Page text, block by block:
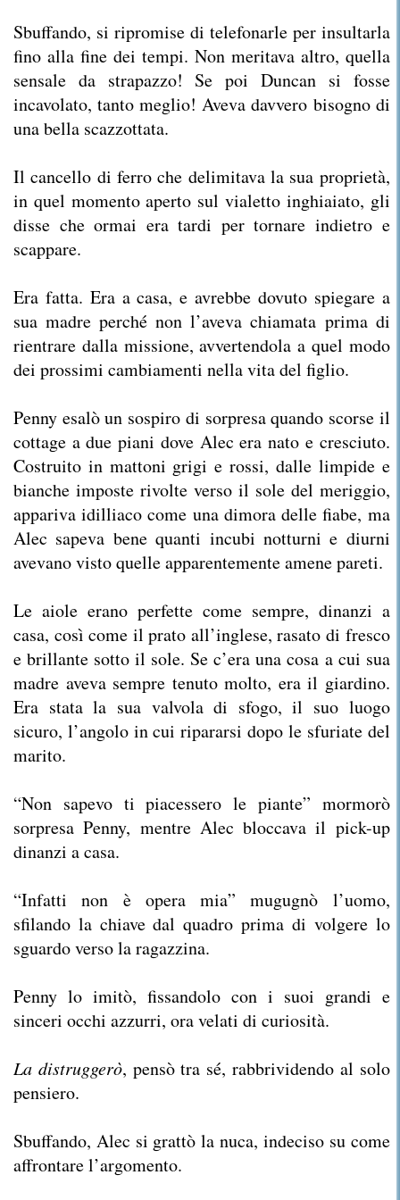
Sbuffando, si ripromise di telefonarle per insultarla
fino alla fine dei tempi. Non meritava altro, quella
sensale da strapazzo! Se poi Duncan si fosse
incavolato, tanto meglio! Aveva davvero bisogno di
una bella scazzottata.
Il cancello di ferro che delimitava la sua proprietà,
in quel momento aperto sul vialetto inghiaiato, gli
disse che ormai era tardi per tornare indietro e
scappare.
Era fatta. Era a casa, e avrebbe dovuto spiegare a
sua madre perché non l’aveva chiamata prima di
rientrare dalla missione, avvertendola a quel modo
dei prossimi cambiamenti nella vita del figlio.
Penny esalò un sospiro di sorpresa quando scorse il
cottage a due piani dove Alec era nato e cresciuto.
Costruito in mattoni grigi e rossi, dalle limpide e
bianche imposte rivolte verso il sole del meriggio,
appariva idilliaco come una dimora delle fiabe, ma
Alec sapeva bene quanti incubi notturni e diurni
avevano visto quelle apparentemente amene pareti.
Le aiole erano perfette come sempre, dinanzi a
casa, così come il prato all’inglese, rasato di fresco
e brillante sotto il sole. Se c’era una cosa a cui sua
madre aveva sempre tenuto molto, era il giardino.
Era stata la sua valvola di sfogo, il suo luogo
sicuro, l’angolo in cui ripararsi dopo le sfuriate del
marito.
“Non sapevo ti piacessero le piante” mormorò
sorpresa Penny, mentre Alec bloccava il pick-up
dinanzi a casa.
“Infatti non è opera mia” mugugnò l’uomo,
sfilando la chiave dal quadro prima di volgere lo
sguardo verso la ragazzina.
Penny lo imitò, fissandolo con i suoi grandi e
sinceri occhi azzurri, ora velati di curiosità.
La distruggerò, pensò tra sé, rabbrividendo al solo
pensiero.
Sbuffando, Alec si grattò la nuca, indeciso su come
affrontare l’argomento.